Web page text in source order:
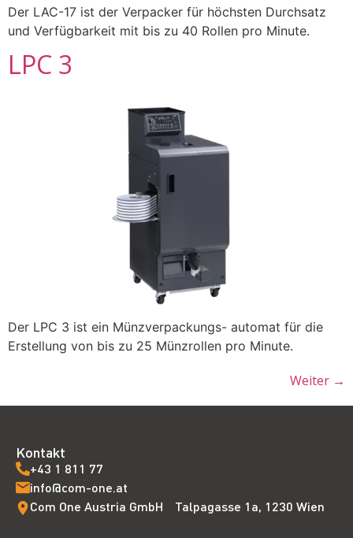
Der LAC-17 ist der Verpacker für höchsten Durchsatz
und Verfügbarkeit mit bis zu 40 Rollen pro Minute.
LPC 3
Der LPC 3 ist ein Münzverpackungs- automat für die
Erstellung von bis zu 25 Münzrollen pro Minute.
Weiter →
Kontakt
+43 1 811 77
info@com-one.at
Com One Austria GmbH Talpagasse 1a, 1230 Wien